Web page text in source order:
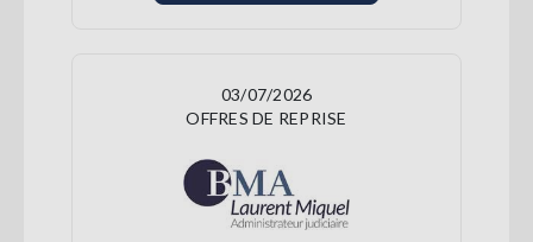
03/07/2026
OFFRES DE REPRISE